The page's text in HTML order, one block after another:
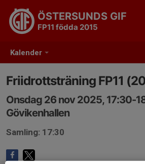
Kalender
ÖSTERSUNDS GIF
FP11 födda 2015
Friidrottsträning FP11
Onsdag 26 nov 2025, 17:30-
Gövikenhallen
Samling: 17:30